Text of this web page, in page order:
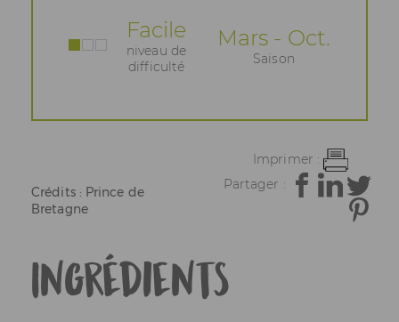
Facile
niveau de
difficulté
Mars - Oct.
Saison
Crédits : Prince de
Bretagne
Imprimer :
Partager :
Ingrédients